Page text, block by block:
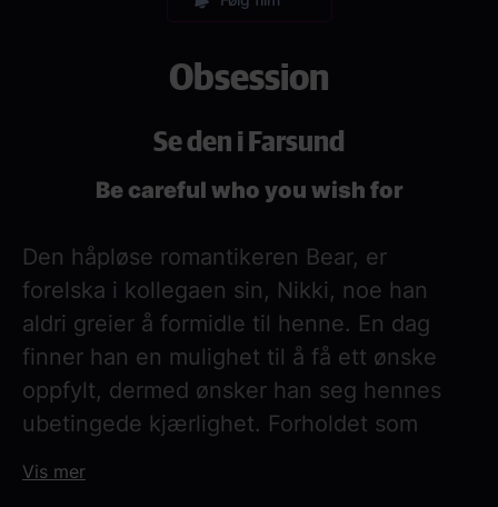
Obsession
Se den i Farsund
Be careful who you wish for
Den håpløse romantikeren Bear, er
forelska i kollegaen sin, Nikki, noe han
aldri greier å formidle til henne. En dag
finner han en mulighet til å få ett ønske
oppfylt, dermed ønsker han seg hennes
ubetingede kjærlighet. Forholdet som
Vis mer